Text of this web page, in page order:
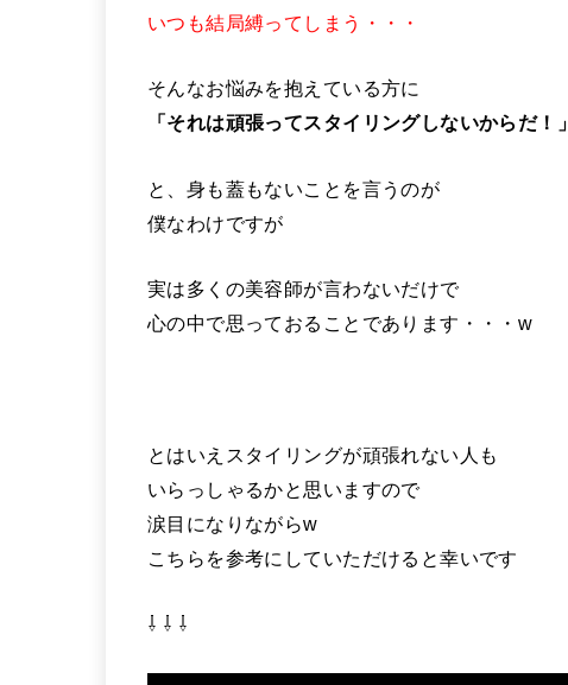
いつも結局縛ってしまう・・・
そんなお悩みを抱えている方に
「それは頑張ってスタイリングしないからだ！」
と、身も蓋もないことを言うのが
僕なわけですが
実は多くの美容師が言わないだけで
心の中で思っておることであります・・・w
とはいえスタイリングが頑張れない人も
いらっしゃるかと思いますので
涙目になりながらw
こちらを参考にしていただけると幸いです
⇩ ⇩ ⇩